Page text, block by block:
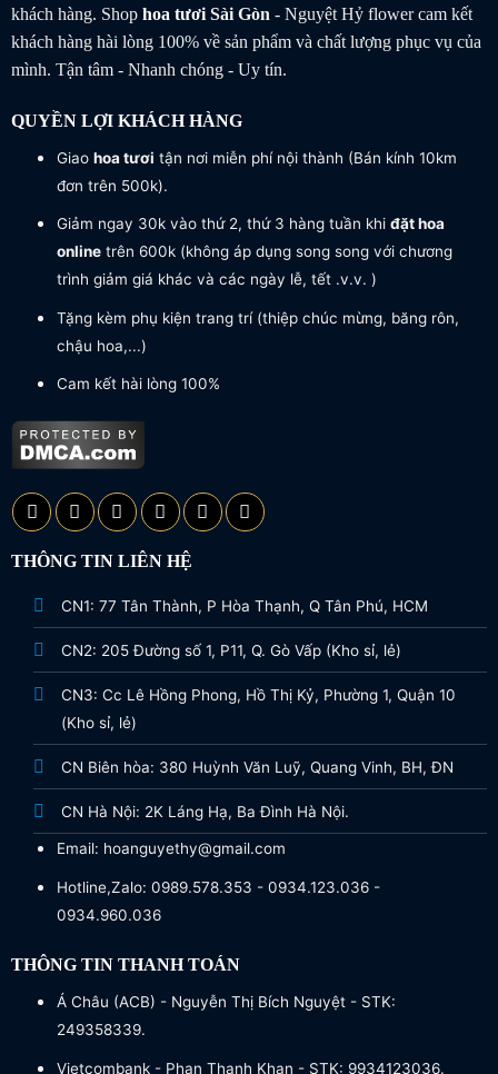
khách hàng. Shop hoa tươiSài Gòn - Nguyệt Hỷ flower cam kết
khách hàng hài lòng 100% về sản phẩm và chất lượng phục vụ của
mình. Tận tâm - Nhanh chóng - Uy tín.
QUYỀN LỢI KHÁCH HÀNG
Giao hoa tươi tận nơi miễn phí nội thành (Bán kính 10km
đơn trên 500k).
Giảm ngay 30k vào thứ 2, thứ 3 hàng tuần khi đặt hoa
onlinetrên 600k (không áp dụng song song với chương
trình giảm giá khác và các ngày lễ, tết .v.v. )
Tặng kèm phụ kiện trang trí (thiệp chúc mừng, băng rôn,
chậu hoa,...)
Cam kết hài lòng 100%
THÔNG TIN LIÊN HỆ
CN1: 77 Tân Thành, P Hòa Thạnh, Q Tân Phú, HCM
CN2: 205 Đường số 1, P11, Q. Gò Vấp (Kho sỉ, lẻ)
CN3: Cc Lê Hồng Phong, Hồ Thị Kỷ, Phường 1, Quận 10
(Kho sỉ, lẻ)
CN Biên hòa: 380 Huỳnh Văn Luỹ, Quang Vinh, BH, ĐN
CN Hà Nội: 2K Láng Hạ, Ba Đình Hà Nội.
Email: hoanguyethy@gmail.com
Hotline,Zalo: 0989.578.353 - 0934.123.036 -
0934.960.036
THÔNG TIN THANH TOÁN
Á Châu (ACB) - Nguyễn Thị Bích Nguyệt - STK:
249358339.
Vietcombank - Phan Thanh Khan - STK: 9934123036.